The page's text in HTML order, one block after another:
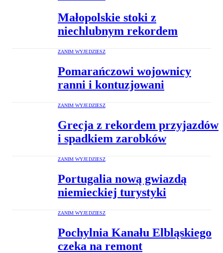
Małopolskie stoki z
niechlubnym rekordem
ZANIM WYJEDZIESZ
Pomarańczowi wojownicy
ranni i kontuzjowani
ZANIM WYJEDZIESZ
Grecja z rekordem przyjazdów
i spadkiem zarobków
ZANIM WYJEDZIESZ
Portugalia nową gwiazdą
niemieckiej turystyki
ZANIM WYJEDZIESZ
Pochylnia Kanału Elbląskiego
czeka na remont